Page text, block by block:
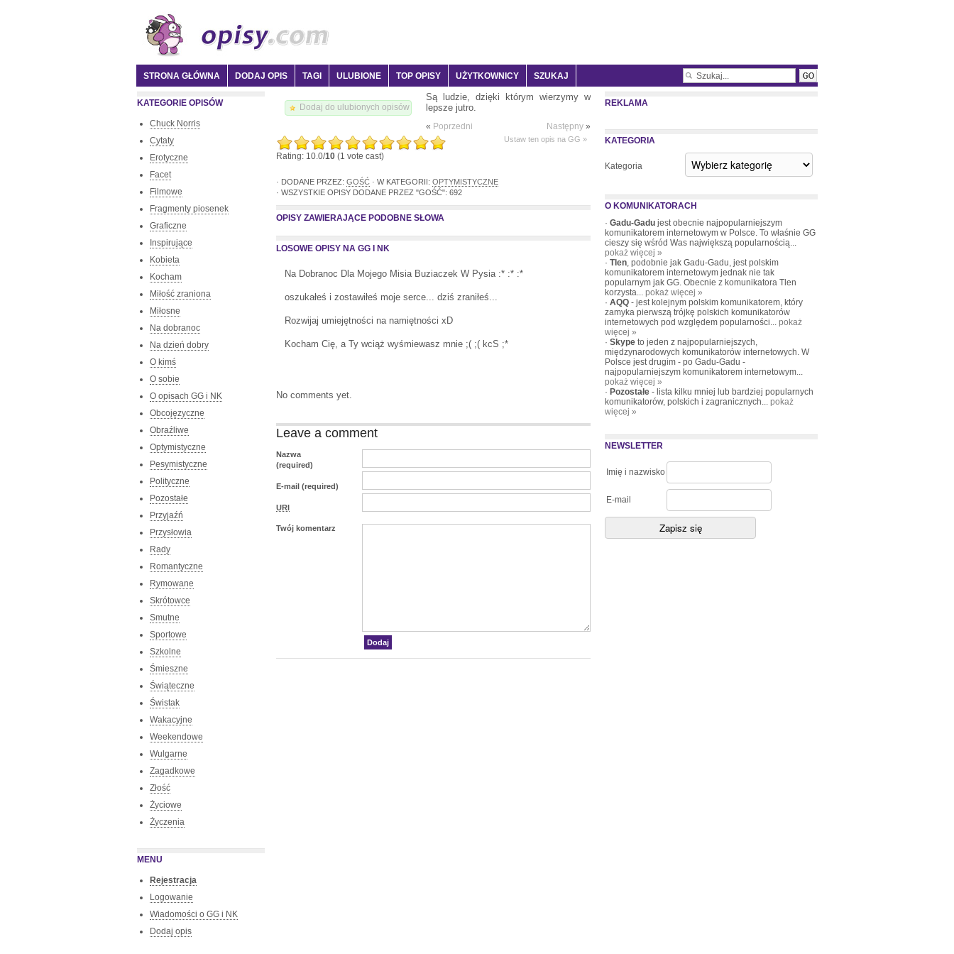
STRONA GŁÓWNA DODAJ OPIS TAGI ULUBIONE TOP OPISY UŻYTKOWNICY SZUKAJ
KATEGORIE OPISÓW
Chuck Norris
Cytaty
Erotyczne
Facet
Filmowe
Fragmenty piosenek
Graficzne
Inspirujące
Kobieta
Kocham
Miłość zraniona
Miłosne
Na dobranoc
Na dzień dobry
O kimś
O sobie
O opisach GG i NK
Obcojęzyczne
Obraźliwe
Optymistyczne
Pesymistyczne
Polityczne
Pozostałe
Przyjaźń
Przysłowia
Rady
Romantyczne
Rymowane
Skrótowce
Smutne
Sportowe
Szkolne
Śmieszne
Świąteczne
Świstak
Wakacyjne
Weekendowe
Wulgarne
Zagadkowe
Złość
Życiowe
Życzenia
MENU
Rejestracja
Logowanie
Wiadomości o GG i NK
Dodaj opis
Dodaj do ulubionych opisów
Są ludzie, dzięki którym wierzymy w
lepsze jutro.
« Poprzedni Następny »
Ustaw ten opis na GG »
Rating: 10.0/10 (1 vote cast)
· DODANE PRZEZ: GOŚĆ · W KATEGORII: OPTYMISTYCZNE
· WSZYSTKIE OPISY DODANE PRZEZ "GOŚĆ": 692
OPISY ZAWIERAJĄCE PODOBNE SŁOWA
LOSOWE OPISY NA GG I NK
Na Dobranoc Dla Mojego Misia Buziaczek W Pysia :* :* :*
oszukałeś i zostawiłeś moje serce... dziś zraniłeś...
Rozwijaj umiejętności na namiętności xD
Kocham Cię, a Ty wciąż wyśmiewasz mnie ;( ;( kcS ;*
No comments yet.
Leave a comment
Nazwa
(required)
E-mail (required)
URI
Twój komentarz
REKLAMA
KATEGORIA
Kategoria
O KOMUNIKATORACH
· Gadu-Gadu jest obecnie najpopularniejszym
komunikatorem internetowym w Polsce. To właśnie GG
cieszy się wśród Was największą popularnością...
pokaż więcej »
· Tlen, podobnie jak Gadu-Gadu, jest polskim
komunikatorem internetowym jednak nie tak
popularnym jak GG. Obecnie z komunikatora Tlen
korzysta... pokaż więcej »
· AQQ - jest kolejnym polskim komunikatorem, który
zamyka pierwszą trójkę polskich komunikatorów
internetowych pod względem popularności... pokaż
więcej »
· Skype to jeden z najpopularniejszych,
międzynarodowych komunikatorów internetowych. W
Polsce jest drugim - po Gadu-Gadu -
najpopularniejszym komunikatorem internetowym...
pokaż więcej »
· Pozostałe - lista kilku mniej lub bardziej popularnych
komunikatorów, polskich i zagranicznych... pokaż
więcej »
NEWSLETTER
Imię i nazwisko
E-mail